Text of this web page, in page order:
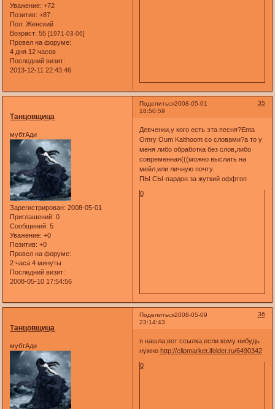
Уважение: +72
Позитив: +87
Пол: Женский
Возраст: 55[1971-03-06]
Провел на форуме:
4 дня 12 часов
Последний визит:
2013-12-11 22:43:46
Поделиться 35
2008-05-01
18:50:59
Танцовщица
мубтАди
Зарегистрирован: 2008-05-01
Приглашений: 0
Сообщений: 5
Уважение: +0
Позитив: +0
Провел на форуме:
2 часа 4 минуты
Последний визит:
2008-05-10 17:54:56
Девченки,у кого есть эта песня?Enta
Omry Oum Kalthoom со словами?а то у
меня либо обработка без слов,либо
современная(((можно выслать на
мейл,или личную почту.
ПЫ СЫ-пардон за жуткий оффтоп
0
Поделиться 36
2008-05-09
23:14:43
Танцовщица
мубтАди
я нашла,вот ссылка,если кому нибудь
нужно http://clipmarket.ifolder.ru/6490342
0